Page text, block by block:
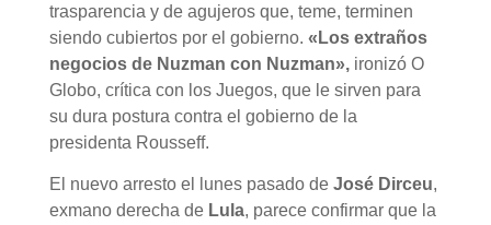
trasparencia y de agujeros que, teme, terminen
siendo cubiertos por el gobierno. «Los extraños
negocios de Nuzman con Nuzman»,ironizó O
Globo, crítica con los Juegos, que le sirven para
su dura postura contra el gobierno de la
presidenta Rousseff.
El nuevo arresto el lunes pasado de José Dirceu,
exmano derecha de Lula, parece confirmar que la